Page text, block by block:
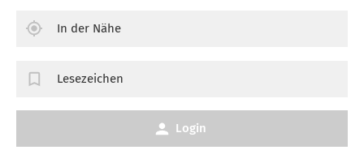
In der Nähe
Lesezeichen
Login